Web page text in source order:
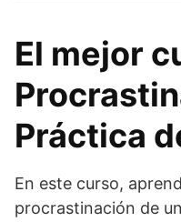
El mejor
Práctica
En este curso,
procrastinación de